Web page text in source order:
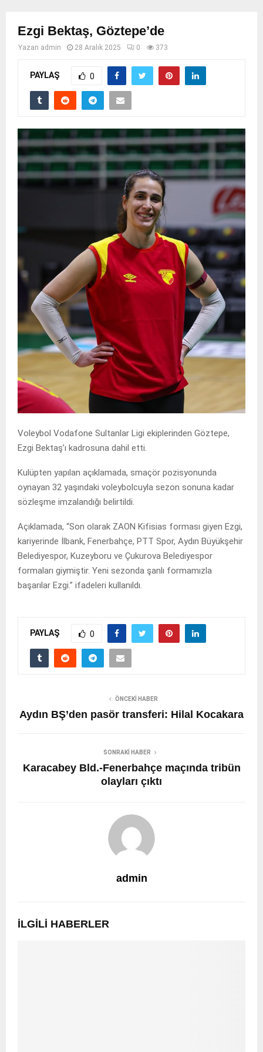
Ezgi Bektaş, Göztepe’de
Yazan admin 28 Aralık 2025 0 373
PAYLAŞ 0
Voleybol Vodafone Sultanlar Ligi ekiplerinden Göztepe,
Ezgi Bektaş’ı kadrosuna dahil etti.
Kulüpten yapılan açıklamada, smaçör pozisyonunda
oynayan 32 yaşındaki voleybolcuyla sezon sonuna kadar
sözleşme imzalandığı belirtildi.
Açıklamada, “Son olarak ZAON Kifisias forması giyen Ezgi,
kariyerinde İlbank, Fenerbahçe, PTT Spor, Aydın Büyükşehir
Belediyespor, Kuzeyboru ve Çukurova Belediyespor
formaları giymiştir. Yeni sezonda şanlı formamızla
başarılar Ezgi.” ifadeleri kullanıldı.
PAYLAŞ 0
ÖNCEKI HABER
Aydın BŞ’den pasör transferi: Hilal Kocakara
SONRAKI HABER
Karacabey Bld.-Fenerbahçe maçında tribün
olayları çıktı
admin
İLGILI HABERLER